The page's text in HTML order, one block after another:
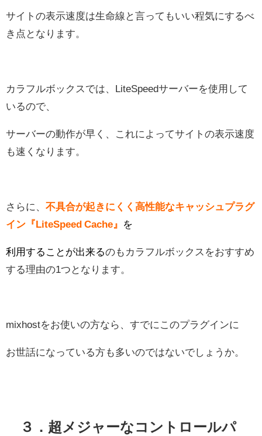
サイトの表示速度は生命線と言ってもいい程気にするべ
き点となります。
カラフルボックスでは、LiteSpeedサーバーを使用して
いるので、
サーバーの動作が早く、これによってサイトの表示速度
も速くなります。
さらに、 不具合が起きにくく高性能なキャッシュプラグ
イン『LiteSpeed Cache』
を
利用することが出来るのもカラフルボックスをおすすめ
する理由の1つとなります。
mixhostをお使いの方なら、すでにこのプラグインに
お世話になっている方も多いのではないでしょうか。
３．超メジャーなコントロールパ